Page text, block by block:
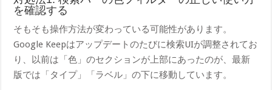
を確認する
そもそも操作方法が変わっている可能性があります。
Google Keepはアップデートのたびに検索UIが調整されてお
り、以前は「色」のセクションが上部にあったのが、最新
版では「タイプ」「ラベル」の下に移動しています。